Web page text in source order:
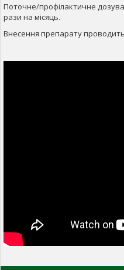
Поточне/профілактичне
рази на місяць.
Внесення препарату